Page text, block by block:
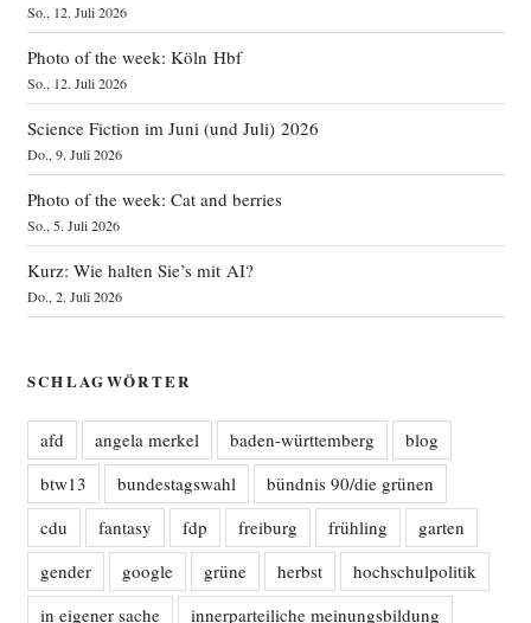
So., 12. Juli 2026
Photo of the week: Köln Hbf
So., 12. Juli 2026
Science Fiction im Juni (und Juli) 2026
Do., 9. Juli 2026
Photo of the week: Cat and berries
So., 5. Juli 2026
Kurz: Wie halten Sie’s mit AI?
Do., 2. Juli 2026
SCHLAGWÖRTER
afd angela merkel baden-württemberg
blog
btw13
bundestagswahl
bündnis 90/die grünen
cdu
fantasy fdp freiburg frühling
garten
gender
google grüne herbst
hochschulpolitik
in eigener sache
innerparteiliche meinungsbildung